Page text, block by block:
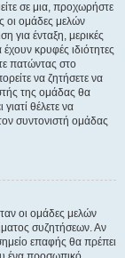
σε μια, προχωρήστε
οι ομάδες μελών
για ένταξη, μερικές
έχουν κρυφές ιδιότητες
πατώντας στο
να ζητήσετε να
της ομάδας θα
θέλετε να
συντονιστή ομάδας
οι ομάδες μελών
συζητήσεων. Αν
επαφής θα πρέπει